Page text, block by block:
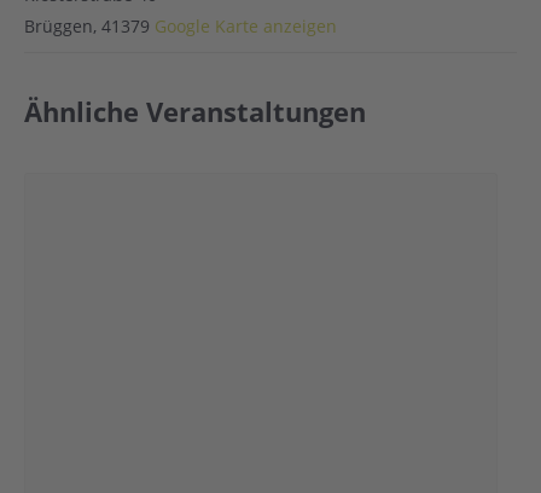
Brüggen, 41379 Google Karte anzeigen
Ähnliche Veranstaltungen